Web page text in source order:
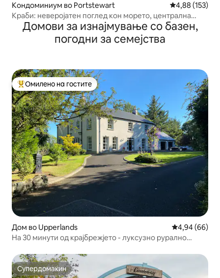
Кондоминиум во Portstewart Просечна
4,88 (153)
Краби: неверојатен поглед кон морето, централна
локација
Домови за изнајмување со базен,
погодни за семејства
Меѓу најуспешните „Омилени на гостите“
Омилено на гостите
Дом во Upperlands Просечна
4,94 (66)
На 30 минути од крајбрежјето - луксузно рурално
Супердомаќин
Супердомаќин